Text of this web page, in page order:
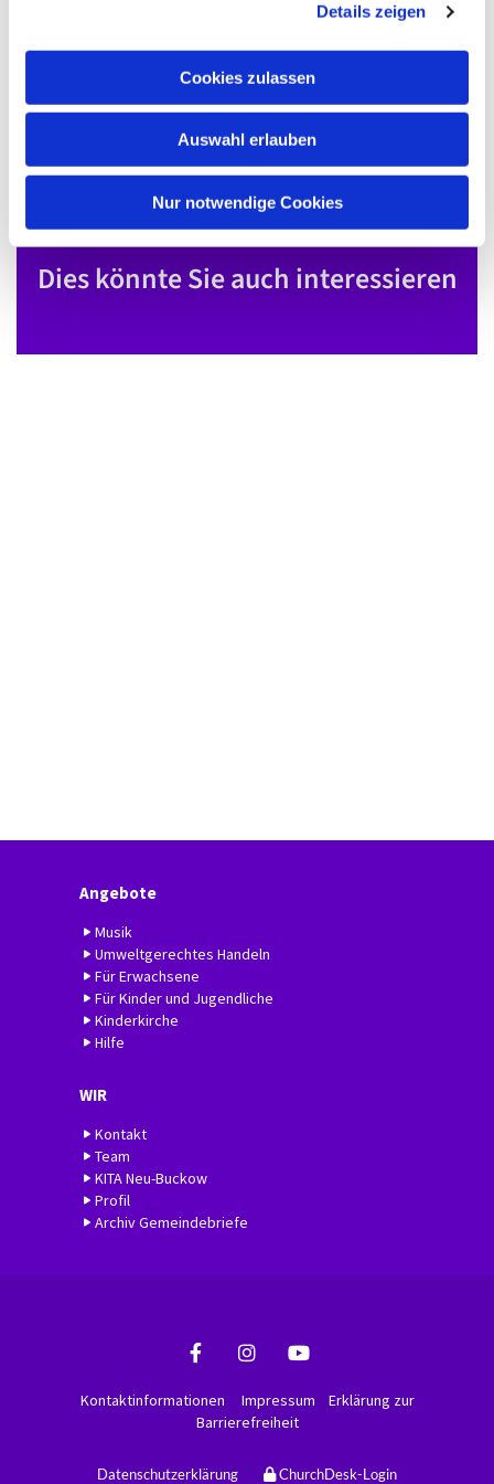
Details zeigen
Cookies zulassen
Auswahl erlauben
Nur notwendige Cookies
Dies könnte Sie auch interessieren
Angebote
Musik
Umweltgerechtes Handeln
Für Erwachsene
Für Kinder und Jugendliche
Kinderkirche
Hilfe
WIR
Kontakt
Team
KITA Neu-Buckow
Profil
Archiv Gemeindebriefe
Kontaktinformationen Impressum
Erklärung zur
Barrierefreiheit
Datenschutzerklärung ChurchDesk-Login